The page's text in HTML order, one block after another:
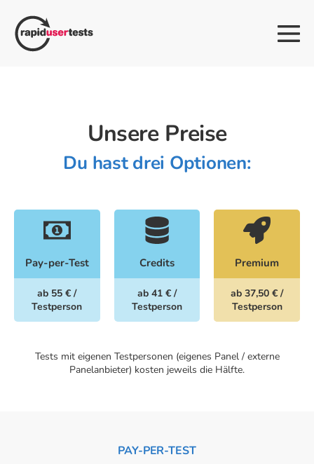
Inhalt
springen
Unsere Preise
Du hast drei Optionen:
Pay-per-Test
ab 55 € /
Testperson
Credits
ab 41 € /
Testperson
Premium
ab 37,50 € /
Testperson
Tests mit eigenen Testpersonen (eigenes Panel / externe
Panelanbieter) kosten jeweils die Hälfte.
PAY-PER-TEST